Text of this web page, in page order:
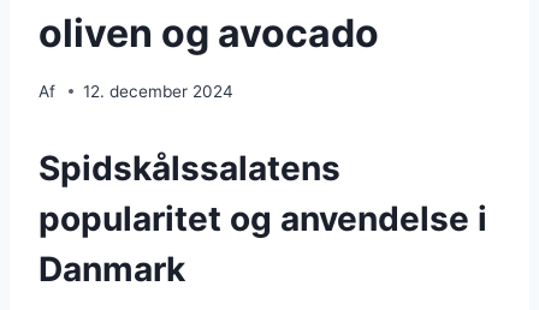
oliven og avocado
Af 12. december 2024
Spidskålssalatens
popularitet og anvendelse i
Danmark